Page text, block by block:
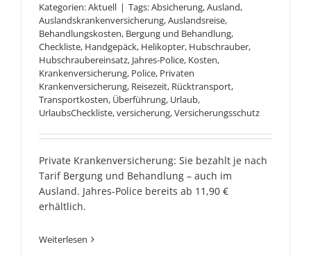
Kategorien:Aktuell | Tags:Absicherung,Ausland,
Auslandskrankenversicherung,Auslandsreise,
Behandlungskosten, Bergung und Behandlung,
Checkliste, Handgepäck, Helikopter, Hubschrauber,
Hubschraubereinsatz, Jahres-Police, Kosten,
Krankenversicherung, Police, Privaten
Krankenversicherung, Reisezeit, Rücktransport,
Transportkosten, Überführung, Urlaub,
UrlaubsCheckliste,versicherung,Versicherungsschutz
Private Krankenversicherung: Sie bezahlt je nach
Tarif Bergung und Behandlung – auch im
Ausland. Jahres-Police bereits ab 11,90 €
erhältlich.
Weiterlesen